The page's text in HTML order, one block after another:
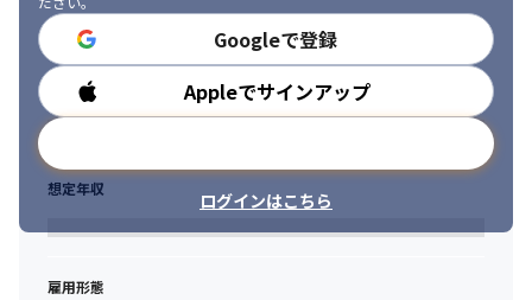
HEROZの強みであるAI技術、特に生成AIをインフラの自動化や運
用高度化に活用するという、業界でも先進的な取り組みに挑戦で
きます。クラウドエンジニアとして、他では得られないユニーク
で市場価値の高いスキルセットを身につけることが可能です。
事業への貢献をダイレクトに実感できる環境
自社SaaSプロダクトの成長と、多様な業界のトップ企業に提供す
るAIソリューション、その両方の成功に深く関わることができま
す。自身の仕事が、プロダクトの安定稼働やビジネスの加速にど
す。
ンが取れる方
・社会実装・事業変革というミッションに共感し、前向きに挑戦
できる方
Googleで登録
Appleでサインアップ
ログインはこちら
勤務時間
想定年収
雇用形態